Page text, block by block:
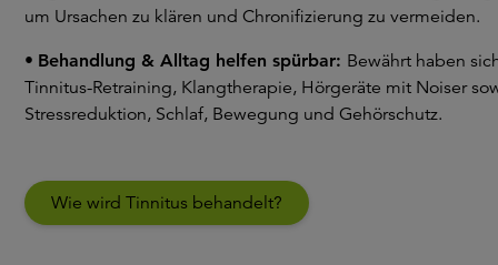
um Ursachen zu klären und Chronifizierung zu vermeiden.
• Behandlung & Alltag helfen spürbar: Bewährt haben
Tinnitus-Retraining, Klangtherapie, Hörgeräte mit Noiser
Stressreduktion, Schlaf, Bewegung und Gehörschutz.
Wie wird Tinnitus behandelt?